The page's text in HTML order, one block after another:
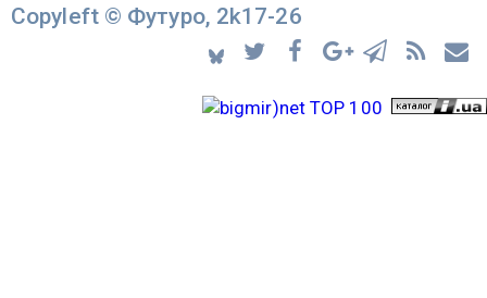
Copyleft © Футуро, 2k17-26